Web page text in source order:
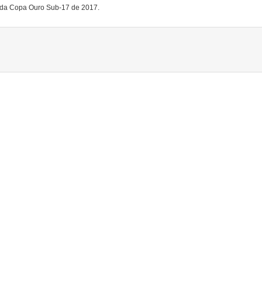
Copa Ouro Sub-17 de 2017.